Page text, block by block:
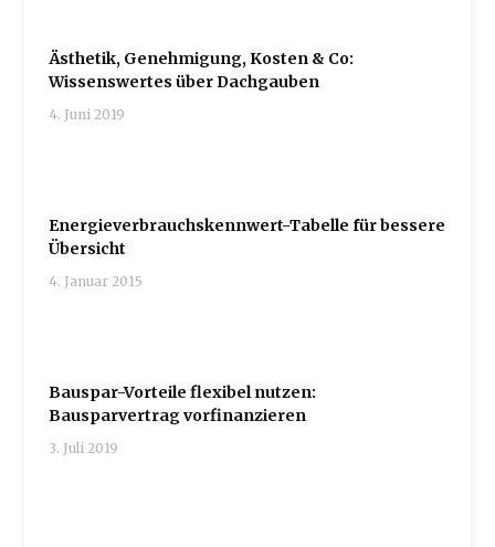
Ästhetik, Genehmigung, Kosten & Co:
Wissenswertes über Dachgauben
4. Juni 2019
Energieverbrauchskennwert-Tabelle für bessere
Übersicht
4. Januar 2015
Bauspar-Vorteile flexibel nutzen:
Bausparvertrag vorfinanzieren
3. Juli 2019